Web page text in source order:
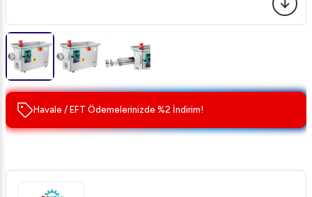
Havale / EFT Ödemelerinizde %2 İndirim!